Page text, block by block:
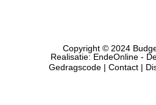
Copyright © 2024
Realisatie: EndeOnline-
Gedragscode| Contact|